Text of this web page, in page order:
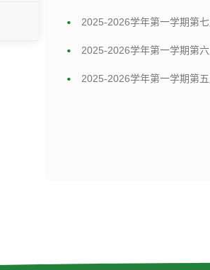
2025-2026学年第一学期第
2025-2026学年第一学期第
2025-2026学年第一学期第